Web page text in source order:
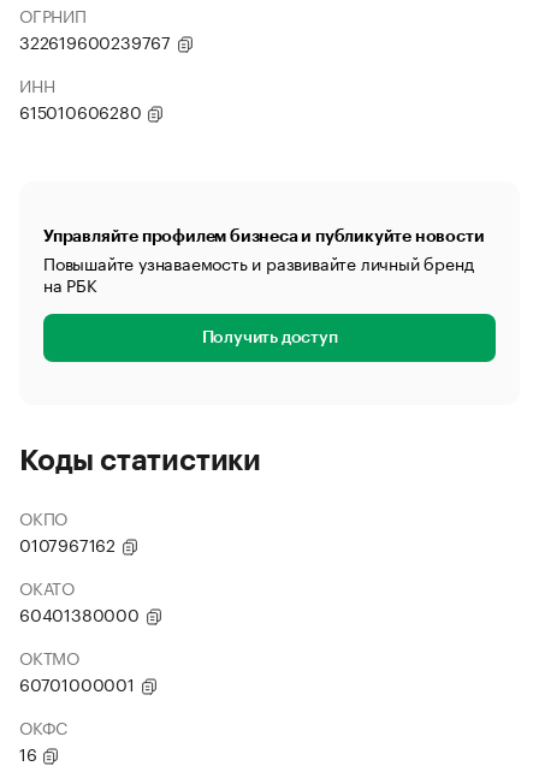
ОГРНИП
322619600239767
ИНН
615010606280
Управляйте профилем бизнеса и публикуйте новости
Повышайте узнаваемость и развивайте личный бренд
на РБК
Получить доступ
Коды статистики
ОКПО
0107967162
ОКАТО
60401380000
ОКТМО
60701000001
ОКФС
16